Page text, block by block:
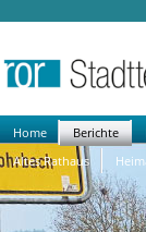
Navigation
überspringen
Home Berichte
Altes Rathaus